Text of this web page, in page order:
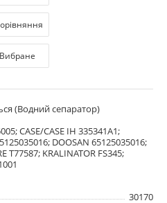
Вибране
(Водний сепаратор)
CASE/CASE IH 335341A1;
DOOSAN 65125035016;
T77587; KRALINATOR FS345;
30170